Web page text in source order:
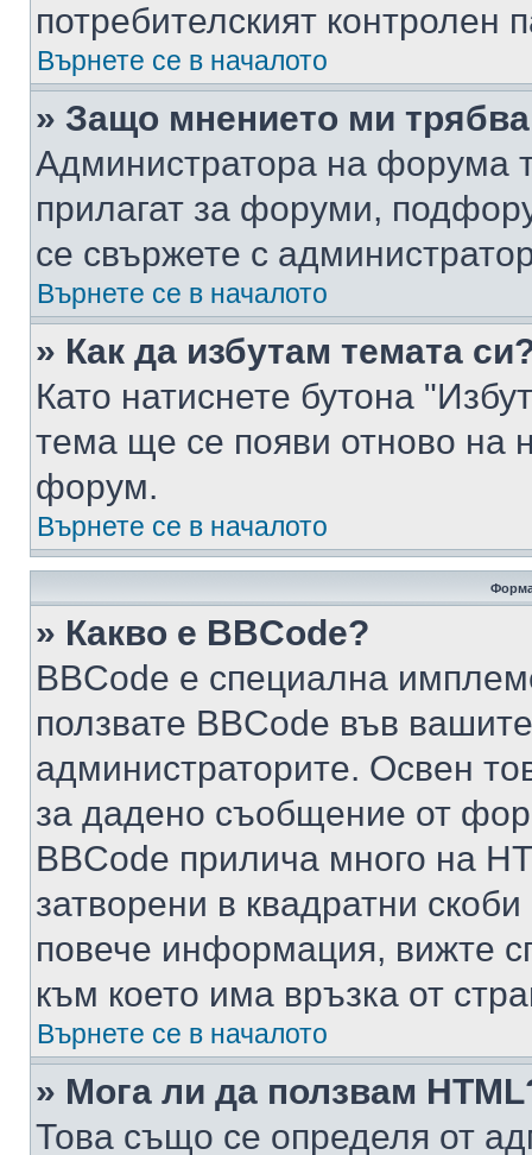
потребителският контролен
Върнете се в началото
» Защо мнението ми
Администратора на форума
прилагат за форуми,
се свържете с
Върнете се в началото
» Как да избутам темата
Като натиснете бутона
тема ще се появи отново на
форум.
Върнете се в началото
» Какво е BBCode?
BBCode е специална
ползвате BBCode във
администраторите. Освен
за дадено съобщение от
BBCode прилича много на
затворени в квадратни
повече информация, вижте
към което има връзка от
Върнете се в началото
» Мога ли да ползвам
Това също се определя от